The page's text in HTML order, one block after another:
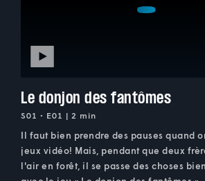
Le donjon des fantômes
S01 • E01 | 2 min
Il faut bien prendre des pauses quand
jeux vidéo! Mais, pendant que deux
l'air en forêt, il se passe des choses